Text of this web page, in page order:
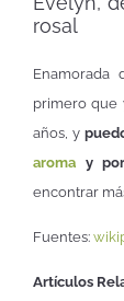
rosal
primero que
años, y
aroma y
encontrar
Fuentes:
Artículos